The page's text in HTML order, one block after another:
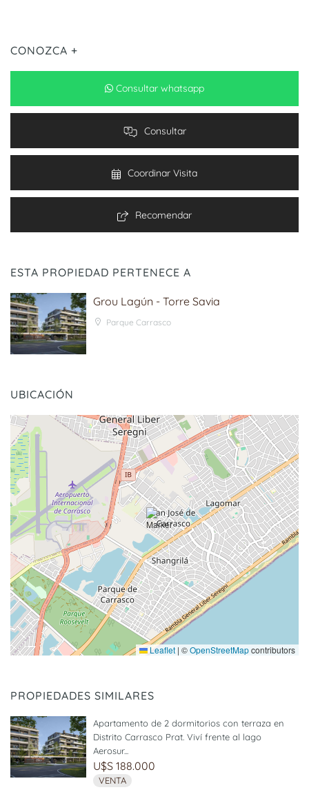
CONOZCA +
Consultar whatsapp
Consultar
Coordinar Visita
Recomendar
ESTA PROPIEDAD PERTENECE A
Grou Lagún - Torre Savia
Parque Carrasco
UBICACIÓN
Leaflet | ©OpenStreetMapcontributors
PROPIEDADES SIMILARES
Apartamento de 2 dormitorios con terraza en
Distrito Carrasco Prat. Viví frente al lago
Aerosur...
U$S 188.000
VENTA